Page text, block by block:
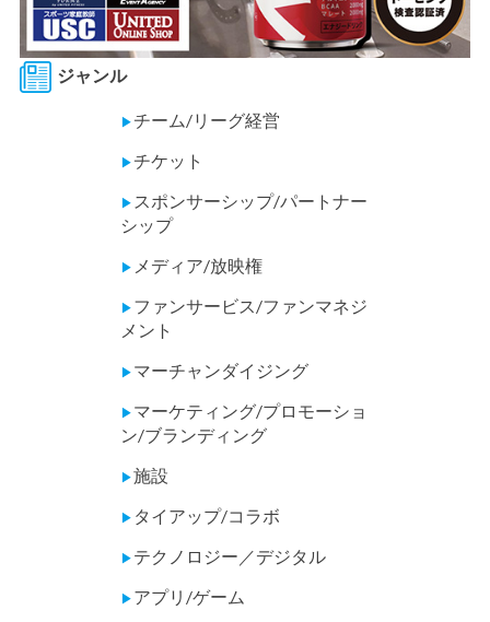
ジャンル
▶チーム/リーグ経営
▶チケット
▶ スポンサーシップ/パートナー
シップ
▶ メディア/放映権
▶ ファンサービス/ファンマネジ
メント
▶ マーチャンダイジング
▶ マーケティング/プロモーショ
ン/ブランディング
▶施設
▶ タイアップ/コラボ
▶ テクノロジー／デジタル
▶ アプリ/ゲーム